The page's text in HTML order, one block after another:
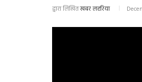
द्वारा लिखितखबर लहरिया